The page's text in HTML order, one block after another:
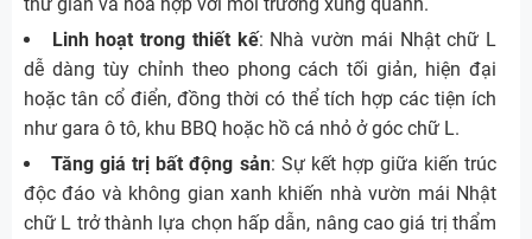
Linh hoạt trong thiết kế: Nhà vườn mái Nhật chữ L
dễ dàng tùy chỉnh theo phong cách tối giản, hiện đại
hoặc tân cổ điển, đồng thời có thể tích hợp các tiện ích
như gara ô tô, khu BBQ hoặc hồ cá nhỏ ở góc chữ L.
Tăng giá trị bất động sản: Sự kết hợp giữa kiến trúc
độc đáo và không gian xanh khiến nhà vườn mái Nhật
chữ L trở thành lựa chọn hấp dẫn, nâng cao giá trị thẩm